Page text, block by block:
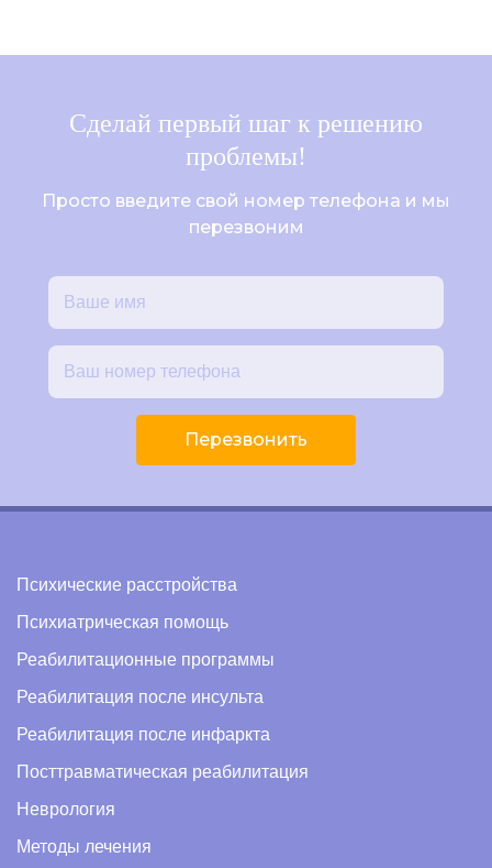
Сделай первый шаг к решению
проблемы!
Просто введите свой номер телефона и мы
перезвоним
Перезвонить
Психические расстройства
Психиатрическая помощь
Реабилитационные программы
Реабилитация после инсульта
Реабилитация после инфаркта
Посттравматическая реабилитация
Неврология
Методы лечения